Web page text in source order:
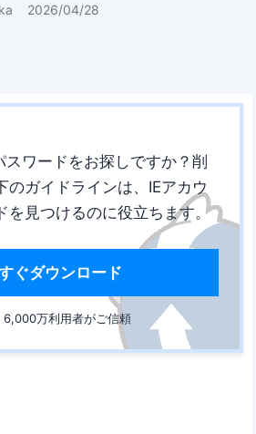
2026/04/28
スワードをお探しですか？削
のガイドラインは、IEアカウ
を見つけるのに役立ちます。
ぐダウンロード
6,000万利用者がご信頼